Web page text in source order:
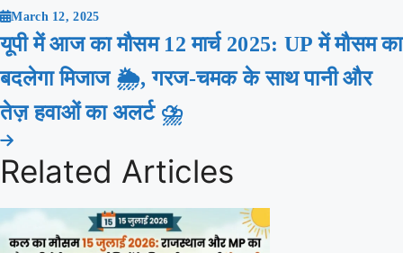
March 12, 2025
यूपी में आज का मौसम 12 मार्च 2025: UP में मौसम का
बदलेगा मिजाज 🌦️, गरज-चमक के साथ पानी और
तेज़ हवाओं का अलर्ट ⛈️
Related Articles